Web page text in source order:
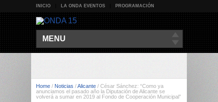
INICIO LA ONDA EVENTOS PROGRAMACIÓN
MENU
Home / Noticias /Alicante / César Sánchez: “Como ya
anunciamos el pasado año la Diputación de Alicante se
volverá a sumar en 2019 al Fondo de Cooperación Municipal”